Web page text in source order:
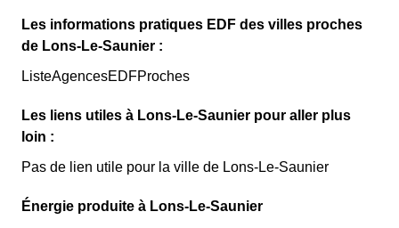
Les informations pratiques EDF des villes proches
de Lons-Le-Saunier :
ListeAgencesEDFProches
Les liens utiles à Lons-Le-Saunier pour aller plus
loin :
Pas de lien utile pour la ville de Lons-Le-Saunier
Énergie produite à Lons-Le-Saunier